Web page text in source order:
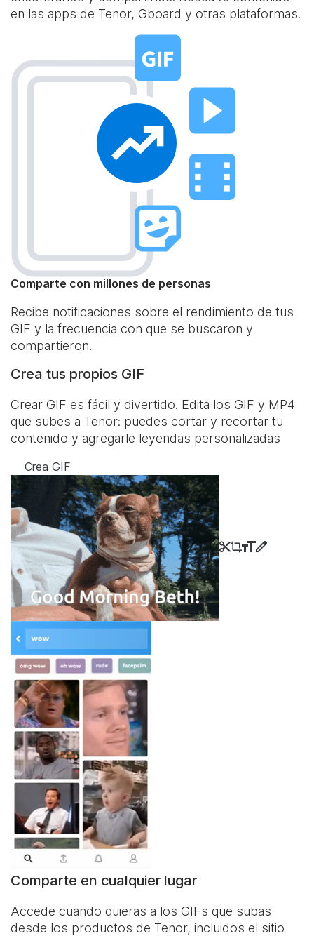
en las apps de Tenor, Gboard y otras plataformas.
Comparte con millones de personas
Recibe notificaciones sobre el rendimiento de tus
GIF y la frecuencia con que se buscaron y
compartieron.
Crea tus propios GIF
Crear GIF es fácil y divertido. Edita los GIF y MP4
que subes a Tenor: puedes cortar y recortar tu
contenido y agregarle leyendas personalizadas
Crea GIF
Comparte en cualquier lugar
Accede cuando quieras a los GIFs que subas
desde los productos de Tenor, incluidos el sitio